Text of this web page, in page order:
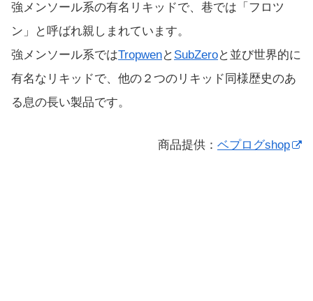
強メンソール系の有名リキッドで、巷では「フロツ
ン」と呼ばれ親しまれています。
強メンソール系ではTropwenと SubZeroと並び世界的に
有名なリキッドで、他の２つのリキッド同様歴史のあ
る息の長い製品です。
商品提供： ベプログshop